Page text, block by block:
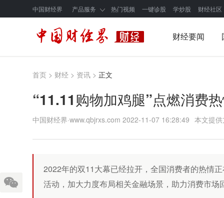
中国财经界 产品服务 热门视频 一键诊股 学炒股 财经社区
财经要闻
首页 > 财经 > 资讯 > 正文
“11.11购物加鸡腿”点燃消费
中国财经界·www.qbjrxs.com 2022-11-07 16:28:49 本文提
2022年的双11大幕已经拉开，全国消费者的热情
活动，加大力度布局相关金融场景，助力消费市